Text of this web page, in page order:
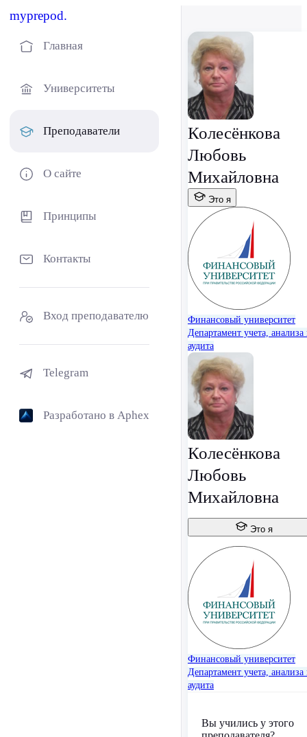
myprepod.
Главная
Университеты
Преподаватели
О сайте
Принципы
Контакты
Вход преподавателю
Telegram
Разработано в Aphex
Колесёнкова
Любовь
Михайловна
Это я
Финансовый университет
Департамент учета, анализа
аудита
Колесёнкова
Любовь
Михайловна
Это я
Финансовый университет
Департамент учета, анализа
аудита
Вы учились у этого